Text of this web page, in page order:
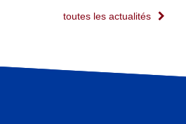
toutes les actualités